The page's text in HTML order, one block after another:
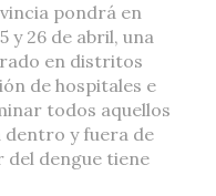
pondrá en
y 26 de abril, una
en distritos
de hospitales e
todos aquellos
dentro y fuera de
del dengue tiene